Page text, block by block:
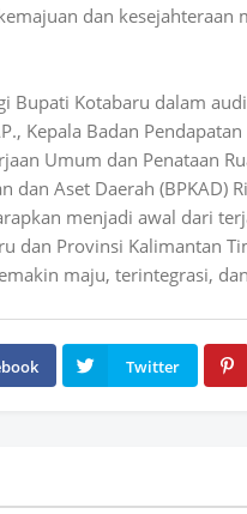
dan kesejahteraan
Bupati Kotabaru dalam
Kepala Badan
Umum dan Penataan
dan Aset Daerah (BPKAD)
menjadi awal dari
dan Provinsi Kalimantan
maju, terintegrasi,
Twitter